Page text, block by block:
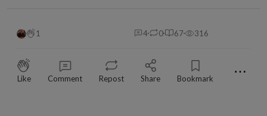
1 4 0 67 316
Like Comment Repost Share Bookmark ⋯